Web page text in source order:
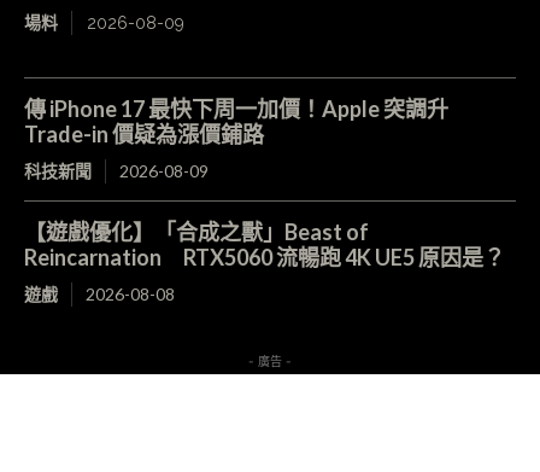
場料 2026-08-09
傳 iPhone 17 最快下周一加價！Apple 突調升
Trade-in 價疑為漲價鋪路
科技新聞 2026-08-09
【遊戲優化】「合成之獸」Beast of
Reincarnation RTX5060 流暢跑 4K UE5 原因是？
遊戲 2026-08-08
- 廣告 -